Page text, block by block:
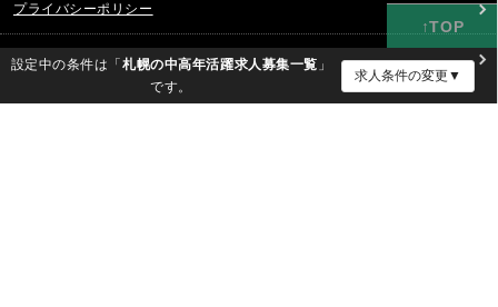
設定中の条件は「札幌の中高年活躍求人募集一覧 」
です。
求人条件の変更▼
プライバシーポリシー
会社概要